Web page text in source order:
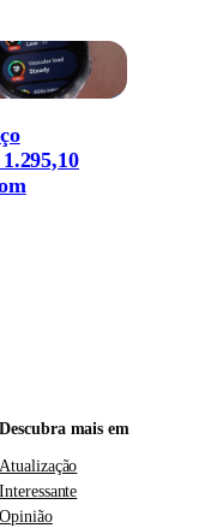
Descubra mais em
Atualização
Interessante
Opinião